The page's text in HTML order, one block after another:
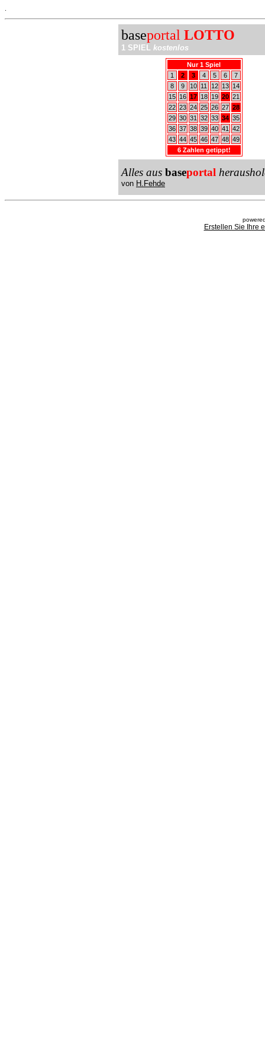
baseportal LOTTO
1 SPIEL kostenlos
Nur 1 Spiel
1
2 3 4 5 6
7
8
9 10 11 12 13
14
15
16 17 18 19 20 21
22 23 24 25 26 27 28
29 30 31 32 33 34 35
36 37 38 39 40 41
42
43 44 45 46 47 48 49
6 Zahlen getippt!
Alles aus baseportal
von H.Fehde
Erstellen Sie Ihre